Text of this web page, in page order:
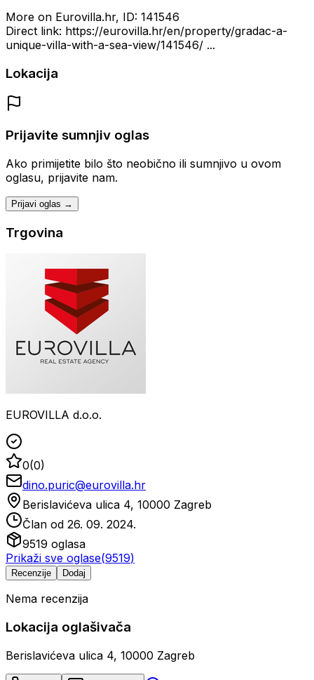
More on Eurovilla.hr, ID: 141546
Direct link: https://eurovilla.hr/en/property/gradac-a-
unique-villa-with-a-sea-view/141546/ ...
Lokacija
Prijavite sumnjiv oglas
Ako primijetite bilo što neobično ili sumnjivo u ovom
oglasu, prijavite nam.
Prijavi oglas →
Trgovina
EUROVILLA d.o.o.
0(0)
dino.puric@eurovilla.hr
Berislavićeva ulica 4, 10000 Zagreb
Član od 26. 09. 2024.
9519 oglasa
Prikaži sve oglase(9519)
Recenzije Dodaj
Nema recenzija
Lokacija oglašivača
Berislavićeva ulica 4, 10000 Zagreb